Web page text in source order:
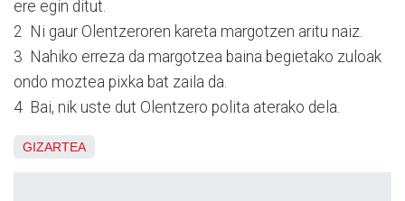
ere egin ditut.
2 Ni gaur Olentzeroren kareta margotzen aritu naiz.
3 Nahiko erreza da margotzea baina begietako zuloak
ondo moztea pixka bat zaila da.
4 Bai, nik uste dut Olentzero polita aterako dela.
GIZARTEA